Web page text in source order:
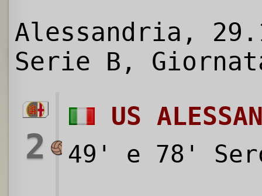
Alessandria,
Serie B,
2
US
49' e 78'